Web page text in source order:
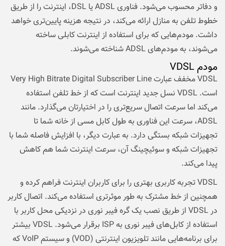
و دفاتر محسوب می‌شود. فناوری ADSL یا DSL، اینترنت را از طریق
خطوط تلفن به منازل ارائه می‌کند، در نتیجه هزینه پایین‌تری خواهد
داشت. مودم‌هایی که برای استفاده از اینترنت کابلی ساخته
می‌شوند، به مودم‌های ADSL شناخته می‌شوند.
مودم VDSL
VDSL مخفف عبارت Very High Bitrate Digital Subscriber Line
است. VDSL نسل جدید اینترنت است که از خط تلفن استفاده
می‌کند اما سرعت اتصال سریع‌تری را در اختیارتان می‌گذارد. مانند
ADSL، سرعت این فناوری به طول کابل مسی از خانه شما تا
تجهیزات شبکه بستگی دارد. به عبارت دیگر، با افزایش فاصله شما با
تجهیزات شبکه و سوئیچینگ آن، سرعت اینترنت شما هم کاهش
پیدا می‌کند.
VDSL تجربه کاربری بهتری را برای کاربران اینترنت فراهم کرده و
همچنین از خط مشترک به طور موثرتری استفاده می‌کند. اتصال کاربر
در VDSL از طریق نصب یک گره فیبر نوری در نزدیکی محل کاربر با
استفاده از کابل‌های فیبر نوری به ISP برقرار می‌شود. VDSL بیشتر
برای برنامه‌هایی مانند تلویزیون اینترنتی (VOD) و سیستم VoIP که